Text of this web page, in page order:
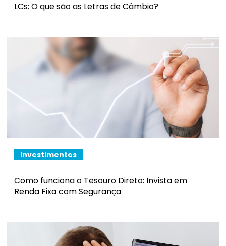
LCs: O que são as Letras de Câmbio?
Investimentos
Como funciona o Tesouro Direto: Invista em
Renda Fixa com Segurança